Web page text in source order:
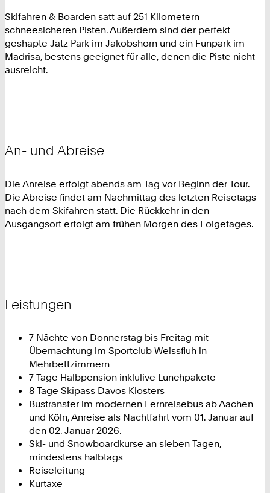
Skifahren & Boarden satt auf 251 Kilometern
schneesicheren Pisten. Außerdem sind der perfekt
geshapte Jatz Park im Jakobshorn und ein Funpark im
Madrisa, bestens geeignet für alle, denen die Piste nicht
ausreicht.
An- und Abreise
Die Anreise erfolgt abends am Tag vor Beginn der Tour.
Die Abreise findet am Nachmittag des letzten Reisetags
nach dem Skifahren statt. Die Rückkehr in den
Ausgangsort erfolgt am frühen Morgen des Folgetages.
Leistungen
7 Nächte von Donnerstag bis Freitag mit
Übernachtung im Sportclub Weissfluh in
Mehrbettzimmern
7 Tage Halbpension inklulive Lunchpakete
8 Tage Skipass Davos Klosters
Bustransfer im modernen Fernreisebus ab Aachen
und Köln, Anreise als Nachtfahrt vom 01. Januar auf
den 02. Januar 2026.
Ski- und Snowboardkurse an sieben Tagen,
mindestens halbtags
Reiseleitung
Kurtaxe